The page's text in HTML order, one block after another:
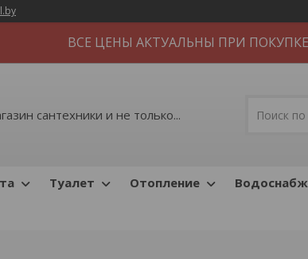
ВСЕ ЦЕНЫ АКТУАЛЬНЫ ПРИ
сантехники и не только...
Туалет Отопление